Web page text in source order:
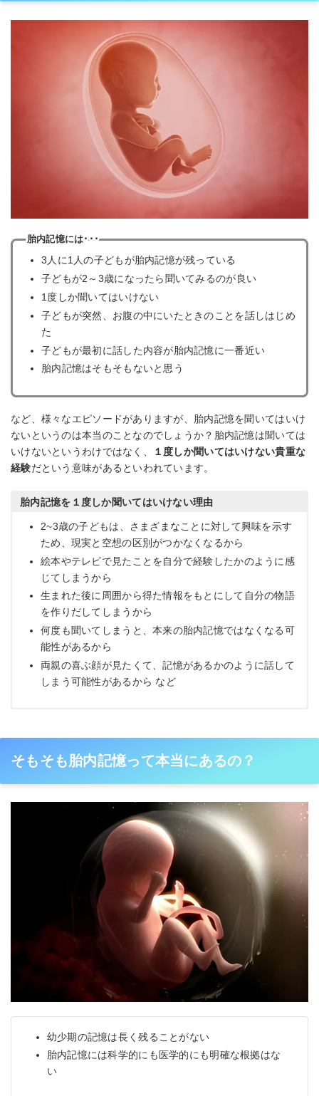
胎内記憶には･･･
3人に1人の子どもが胎内記憶が残っている
子どもが2～3歳になったら聞いてみるのが良い
1度しか聞いてはいけない
子どもが突然、お腹の中にいたときのことを話しはじめ
た
子どもが最初に話した内容が胎内記憶に一番近い
胎内記憶はそもそもないと思う
など、様々なエピソードがありますが、胎内記憶を聞いてはいけ
ないというのは本当のことなのでしょうか？胎内記憶は聞いては
いけないというわけではなく、
１度しか聞いてはいけない貴重な
経験だという意味があるといわれています。
胎内記憶を１度しか聞いてはいけない理由
2~3歳の子どもは、さまざまなことに対して興味を示す
ため、現実と空想の区別がつかなくなるから
絵本やテレビで見たことを自分で経験したかのように感
じてしまうから
生まれた後に周囲から得た情報をもとにして自分の物語
を作りだしてしまうから
何度も聞いてしまうと、本来の胎内記憶ではなくなる可
能性があるから
両親の喜ぶ顔が見たくて、記憶があるかのように話して
しまう可能性があるから など
そもそも胎内記憶って本当にあるの？
幼少期の記憶は長く残ることがない
胎内記憶には科学的にも医学的にも明確な根拠はな
い